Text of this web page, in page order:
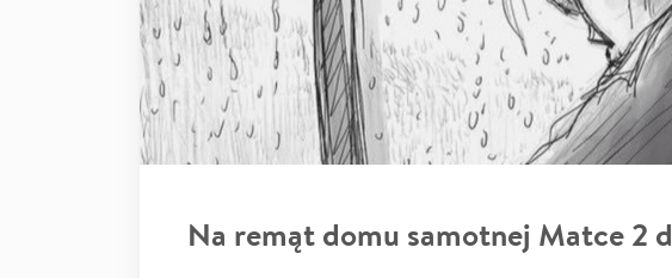
Na remąt domu samotnej Matce 2 d